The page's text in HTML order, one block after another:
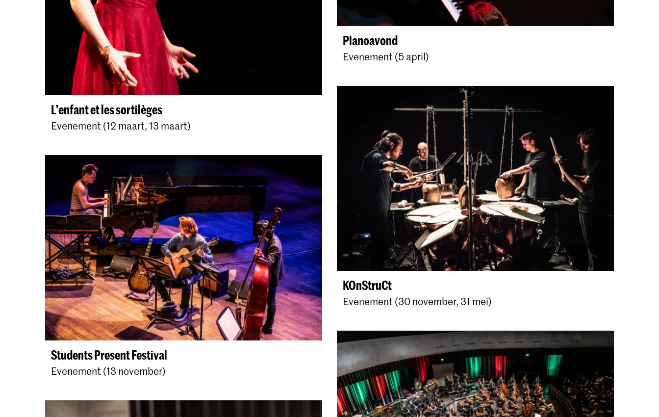
L'enfant et les sortilèges
Evenement (12 maart, 13 maart)
Students Present Festival
Evenement (13 november)
Pianoavond
Evenement (5 april)
KOnStruCt
Evenement (30 november, 31 mei)